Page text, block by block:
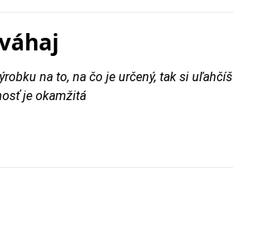
na to, na čo je určený, tak si uľahčíš
je okamžitá